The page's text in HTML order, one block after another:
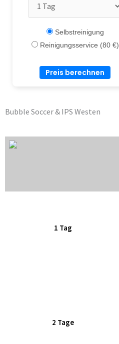
Selbstreinigung
Reinigungsservice (80 €)
Preis berechnen
Bubble Soccer & IPS Westen
1 Tag
2 Tage